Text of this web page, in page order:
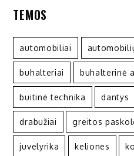
TEMOS
automobiliai
buhalteriai buhalterinė
buitinė technika dantys
drabužiai greitos
juvelyrika keliones